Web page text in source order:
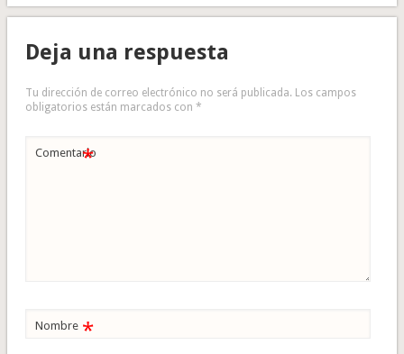
Deja una respuesta
Tu dirección de correo electrónico no será publicada. Los campos
obligatorios están marcados con *
Comentario
*
Nombre *